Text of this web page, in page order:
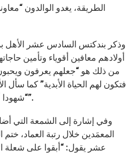
الطريقة، يغدو الوالدون
وذكر بندكتس السادس عشر الأهل
أولادهم معافين أقوياء وتأمين
من ذلك هو “جعلهم يعرفون ويحبون
فتكون لهم الحياة الأبدية” كما سأل
“شهودا أولين لإيمان حق بالله”.
وفي إشارة إلى الشمعة التي
المعمَدين خلال رتبة العماد، ختم
عشر يقول: “أبقوا على شعلة